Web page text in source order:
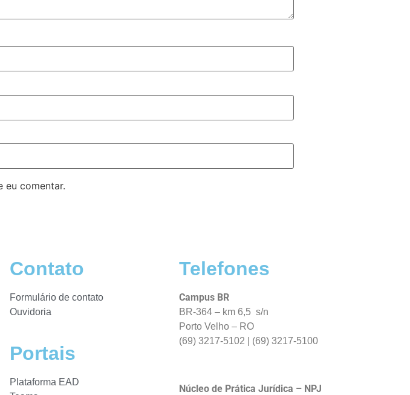
eu comentar.
Contato
Formulário de contato
Ouvidoria
Portais
Plataforma EAD
Telefones
Campus BR
BR-364 – km 6,5 s/n
Porto Velho – RO
(69) 3217-5102 | (69) 3217-5100
Núcleo de Prática Jurídica – NPJ